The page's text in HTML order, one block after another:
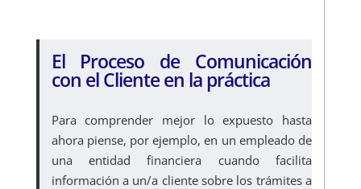
El Proceso de Comunicación
con el Cliente en la práctica
Para comprender mejor lo expuesto hasta
ahora piense, por ejemplo, en un empleado de
una entidad financiera cuando facilita
información a un/a cliente sobre los trámites a